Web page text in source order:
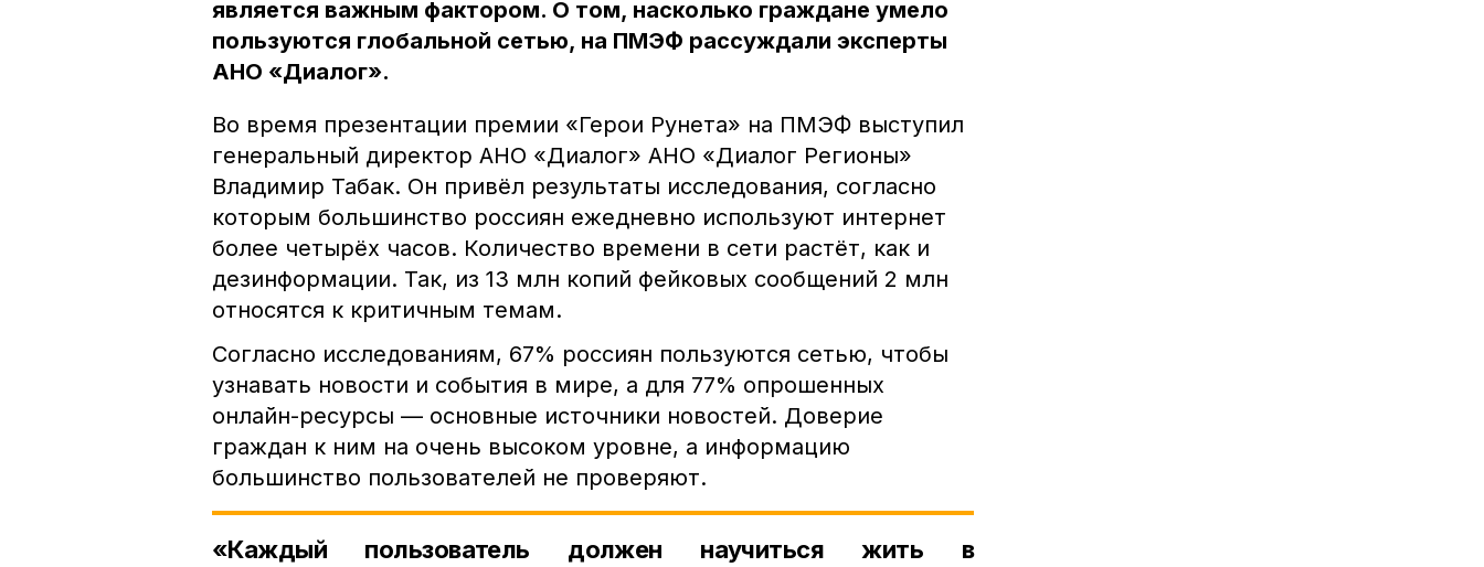
является важным фактором. О том, насколько граждане умело
пользуются глобальной сетью, на ПМЭФ рассуждали эксперты
АНО «Диалог».
Во время презентации премии «Герои Рунета» на ПМЭФ выступил
генеральный директор АНО «Диалог» АНО «Диалог Регионы»
Владимир Табак. Он привёл результаты исследования, согласно
которым большинство россиян ежедневно используют интернет
более четырёх часов. Количество времени в сети растёт, как и
дезинформации. Так, из 13 млн копий фейковых сообщений 2 млн
относятся к критичным темам.
Согласно исследованиям, 67% россиян пользуются сетью, чтобы
узнавать новости и события в мире, а для 77% опрошенных
онлайн-ресурсы — основные источники новостей. Доверие
граждан к ним на очень высоком уровне, а информацию
большинство пользователей не проверяют.
«Каждый пользователь должен научиться жить в